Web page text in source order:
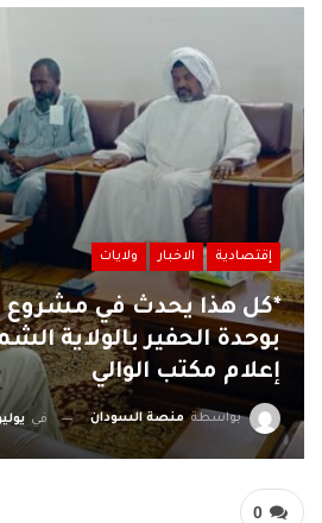
إقتصادية الاخبار ولايات
*كل هذا يحدث في مشروع
بوحدة الحفير بالولاية
إعلام مكتب الوالي
بواسطةمنصة السودان في يوليو 9,
0